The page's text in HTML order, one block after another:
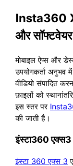
Insta360
और सॉफ्टवेयर
मोबाइल ऐप्स और
उपयोगकर्ता अनुभव
वीडियो संपादित
फ़ाइलों को
इस स्तर पर
की जाती है।
इंस्टा360 एक्स3
इंस्टा 360 एक्स 3